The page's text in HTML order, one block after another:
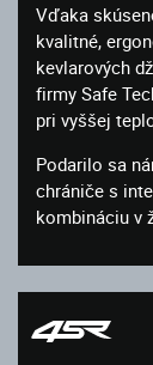
Vďaka
kvalitné,
kevlarových
firmy Safe
pri vyššej
Podarilo sa
chrániče s
kombináciu v